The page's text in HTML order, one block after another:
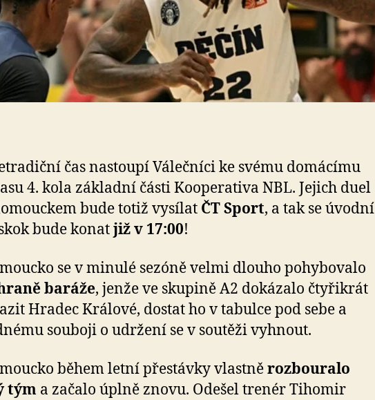
čas nastoupí Válečníci ke svému domácímu
4. kola základní části Kooperativa NBL. Jejich duel
bude totiž vysílat ČT Sport, a tak se úvodní
bude konatjiž v 17:00!
se v minulé sezóně velmi dlouho pohybovalo
baráže, jenže ve skupině A2 dokázalo čtyřikrát
Hradec Králové, dostat ho v tabulce pod sebe a
souboji o udržení se v soutěži vyhnout.
během letní přestávky vlastněrozbouralo
tým a začalo úplně znovu. Odešel trenér Tihomir